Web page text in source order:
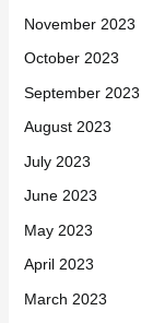
November 2023
October 2023
September 2023
August 2023
July 2023
June 2023
May 2023
April 2023
March 2023